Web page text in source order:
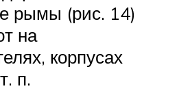
рымы (рис. 14)
на
корпусах
п.